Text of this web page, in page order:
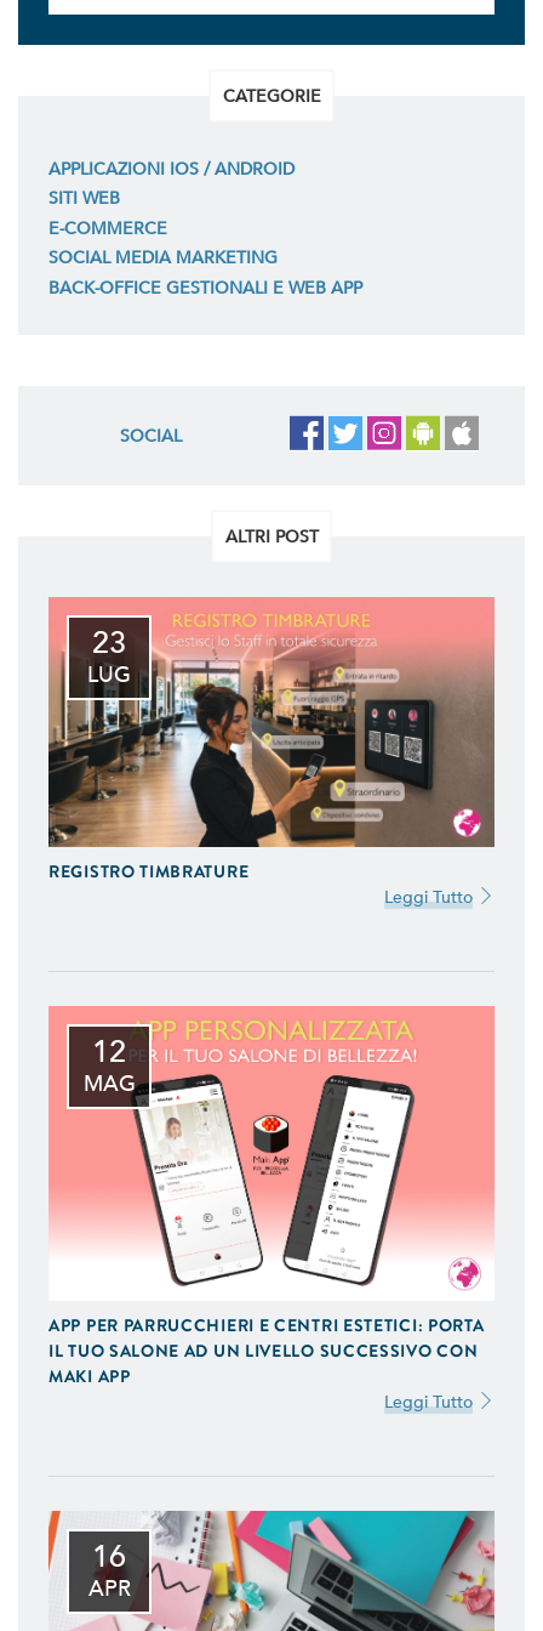
CATEGORIE
APPLICAZIONI IOS / ANDROID
SITI WEB
E-COMMERCE
SOCIAL MEDIA MARKETING
BACK-OFFICE GESTIONALI E WEB APP
SOCIAL
ALTRI POST
23
LUG
REGISTRO TIMBRATURE
Leggi Tutto
12
MAG
APP PER PARRUCCHIERI E CENTRI ESTETICI: PORTA
IL TUO SALONE AD UN LIVELLO SUCCESSIVO CON
MAKI APP
Leggi Tutto
16
APR